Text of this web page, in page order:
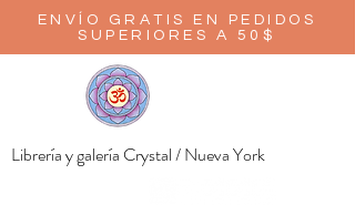
ENVÍO GRATIS EN PEDIDOS
SUPERIORES A 50$
Librería y galería Crystal / Nueva York